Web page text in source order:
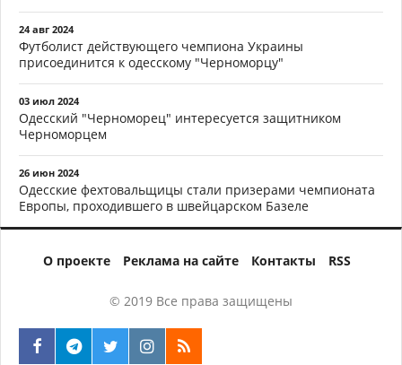
24 авг 2024
Футболист действующего чемпиона Украины
присоединится к одесскому "Черноморцу"
03 июл 2024
Одесский "Черноморец" интересуется защитником
Черноморцем
26 июн 2024
Одесские фехтовальщицы стали призерами чемпионата
Европы, проходившего в швейцарском Базеле
О проекте Реклама на сайте Контакты RSS
© 2019 Все права защищены